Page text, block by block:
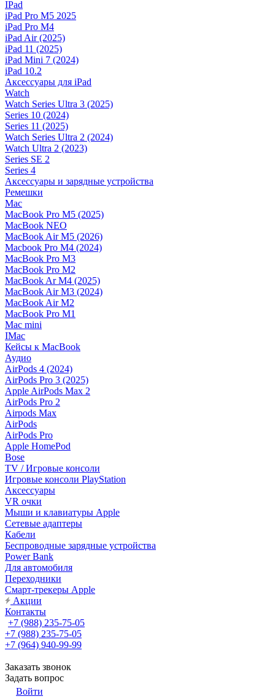
IPad
iPad Pro M5 2025
iPad Pro M4
iPad Air (2025)
iPad 11 (2025)
iPad Mini 7 (2024)
iPad 10.2
Аксессуары для iPad
Watch
Watch Series Ultra 3 (2025)
Series 10 (2024)
Series 11 (2025)
Watch Series Ultra 2 (2024)
Watch Ultra 2 (2023)
Series SE 2
Series 4
Аксессуары и зарядные устройства
Ремешки
Mac
MacBook Pro M5 (2025)
MacBook NEO
MacBook Air M5 (2026)
Macbook Pro M4 (2024)
MacBook Pro M3
MacBook Pro M2
MacBook Ar M4 (2025)
MacBook Air M3 (2024)
MacBook Air M2
MacBook Pro M1
Mac mini
IMac
Кейсы к MacBook
Аудио
AirPods 4 (2024)
AirPods Pro 3 (2025)
Apple AirPods Max 2
AirPods Pro 2
Airpods Max
AirPods
AirPods Pro
Apple HomePod
Bose
TV / Игровые консоли
Игровые консоли PlayStation
Аксессуары
VR очки
Мыши и клавиатуры Apple
Сетевые адаптеры
Кабели
Беспроводные зарядные устройства
Power Bank
Для автомобиля
Переходники
Смарт-трекеры Apple
Акции
Контакты
+7 (988) 235-75-05
+7 (988) 235-75-05
+7 (964) 940-99-99
Заказать звонок
Задать вопрос
Войти